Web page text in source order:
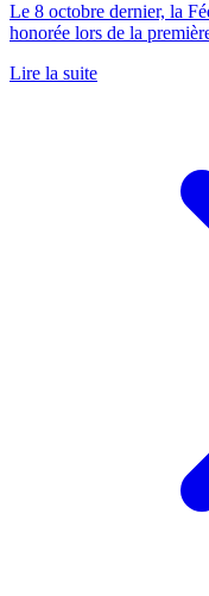
Le 8 octobre dernier, la
honorée lors de la
Lire la suite